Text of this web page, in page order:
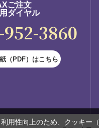
ご注文
ダイヤル
3860
（PDF）はこちら
用性向上のため、クッキー